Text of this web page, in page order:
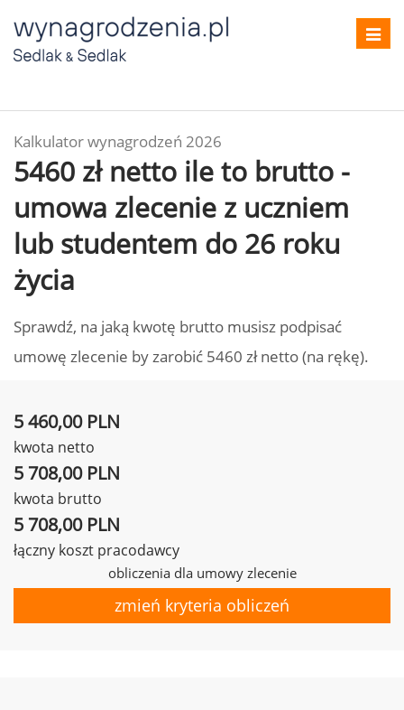
Kalkulator wynagrodzeń 2026
5460 zł netto ile to brutto -
umowa zlecenie z uczniem
lub studentem do 26 roku
życia
Sprawdź, na jaką kwotę brutto musisz podpisać
umowę zlecenie by zarobić 5460 zł netto (na rękę).
5 460,00 PLN
kwota netto
5 708,00 PLN
kwota brutto
5 708,00 PLN
łączny koszt pracodawcy
obliczenia dla umowy zlecenie
zmień kryteria obliczeń